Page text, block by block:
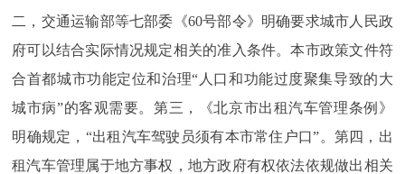
二，交通运输部等七部委《60号部令》明确要求城市人民政
府可以结合实际情况规定相关的准入条件。本市政策文件符
合首都城市功能定位和治理“人口和功能过度聚集导致的大
城市病”的客观需要。第三，《北京市出租汽车管理条例》
明确规定，“出租汽车驾驶员须有本市常住户口”。第四，出
租汽车管理属于地方事权，地方政府有权依法依规做出相关